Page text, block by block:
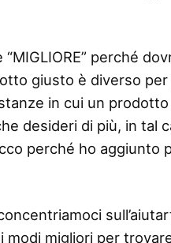
perché
giusto è diverso
in cui un
desideri di più, in tal
perché ho aggiunto
modi migliori per